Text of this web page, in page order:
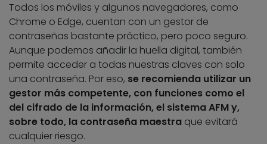
Todos los móviles y algunos navegadores, como
Chrome o Edge, cuentan con un gestor de
contraseñas bastante práctico, pero poco seguro.
Aunque podemos añadir la huella digital, también
permite acceder a todas nuestras claves con solo
una contraseña. Por eso, se recomienda utilizar un
gestor más competente, con funciones como el
del cifrado de la información, el sistema AFM y,
sobre todo, la contraseña maestra que evitará
cualquier riesgo.